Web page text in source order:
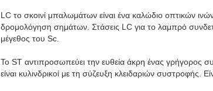
LC το σκοινί μπαλωμάτων είναι ένα καλώδιο οπτικών
δρομολόγηση σημάτων. Στάσεις LC για το λαμπρό
μέγεθος του Sc.
Το ST αντιπροσωπεύει την ευθεία άκρη ένας γρήγορος
είναι κυλινδρικοί με τη σύζευξη κλειδαριών συστροφής.